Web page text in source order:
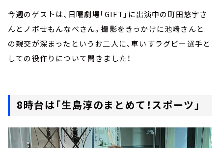
今週のゲストは、日曜劇場「GIFT」に出演中の町田悠宇さ
んとノボせもんなべさん。撮影をきっかけに池崎さんと
の親交が深まったというお二人に、車いすラグビー選手と
しての役作りについて聞きました！
8時台は「生島淳のまとめて！スポーツ」